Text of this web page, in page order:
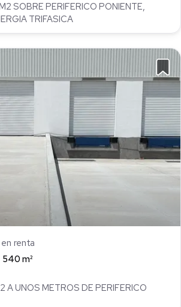
SOBRE PERIFERICO PONIENTE,
TRIFASICA
en renta
540 m²
A UNOS METROS DE PERIFERICO